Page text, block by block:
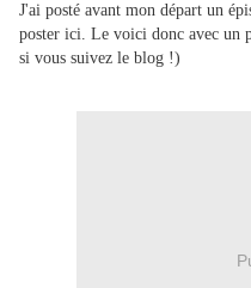
J'ai posté avant mon départ un
poster ici. Le voici donc avec un
si vous suivez le blog !)